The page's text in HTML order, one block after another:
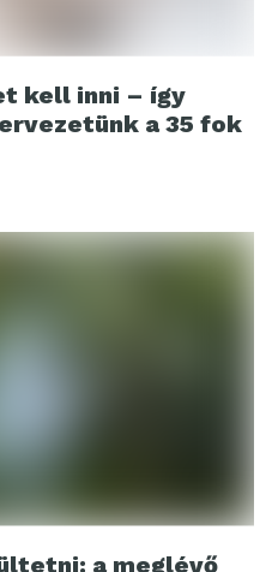
kell inni – így
a 35 fok
a meglévő